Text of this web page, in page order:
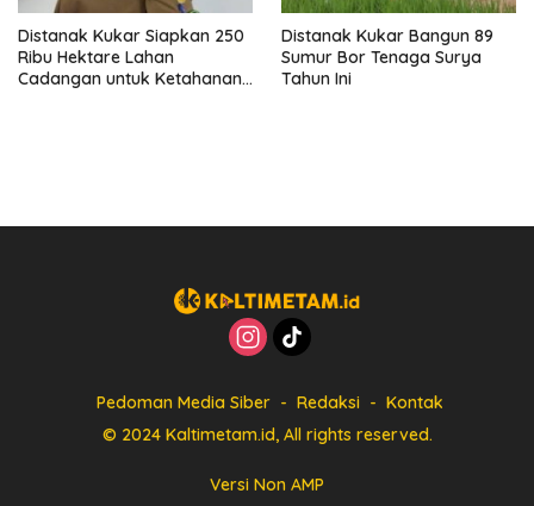
Distanak Kukar Siapkan 250
Ribu Hektare Lahan
Cadangan untuk Ketahanan
Distanak Kukar Bangun 89
Sumur Bor Tenaga Surya
Tahun Ini
Pedoman Media Siber Redaksi
Kontak
© 2024 Kaltimetam.id, All rights reserved.
Versi Non AMP